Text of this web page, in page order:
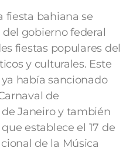
fiesta bahiana se
gobierno federal
fiestas populares del
y culturales. Este
había sancionado
de
Janeiro y también
que establece el 17 de
de la Música